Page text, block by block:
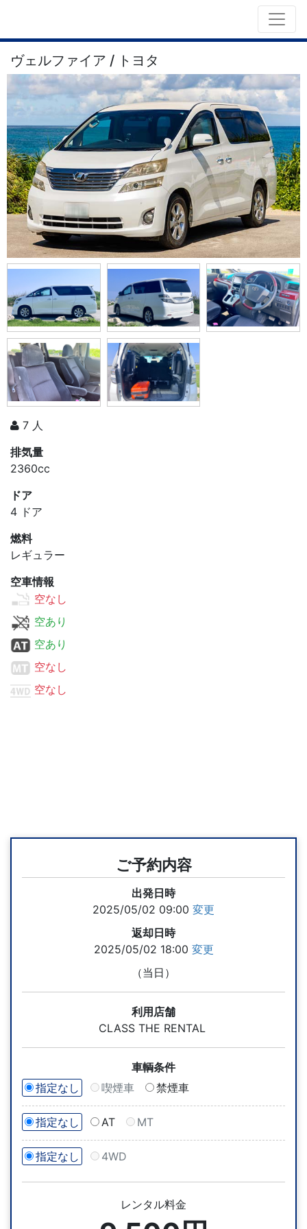
ヴェルファイア / トヨタ
7 人
排気量
2360cc
ドア
4 ドア
燃料
レギュラー
空車情報
空なし
空あり
空あり
空なし
空なし
ご予約内容
出発日時
2025/05/02 09:00 変更
返却日時
2025/05/02 18:00 変更
（当日）
利用店舗
CLASS THE RENTAL
車輌条件
指定なし
喫煙車 禁煙車
指定なし AT MT
指定なし 4WD
レンタル料金